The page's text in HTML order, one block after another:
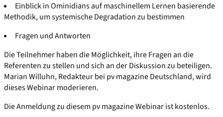
Einblick in Ominidians auf maschinellem Lernen basierende
Methodik, um systemische Degradation zu bestimmen
Fragen und Antworten
Die Teilnehmer haben die Möglichkeit, ihre Fragen an die
Referenten zu stellen und sich an der Diskussion zu beteiligen.
Marian Willuhn, Redakteur bei pv magazine Deutschland, wird
dieses Webinar moderieren.
Die Anmeldung zu diesem pv magazine Webinar ist kostenlos.